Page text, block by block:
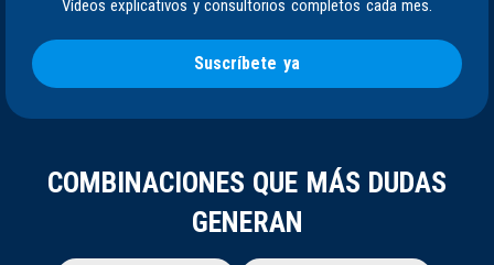
Vídeos explicativos y consultorios completos cada mes.
Suscríbete ya
COMBINACIONES QUE MÁS DUDAS
GENERAN